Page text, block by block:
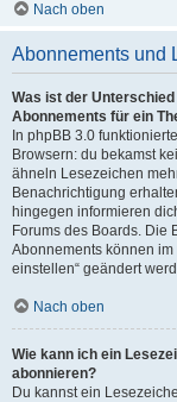
Nach oben
Abonnements und
Was ist der
Abonnements für ein
In phpBB 3.0
Browsern: du bekamst
ähneln Lesezeichen
Benachrichtigung
hingegen informieren
Forums des Boards. Die
Abonnements können
einstellen“ geändert
Nach oben
Wie kann ich ein
abonnieren?
Du kannst ein